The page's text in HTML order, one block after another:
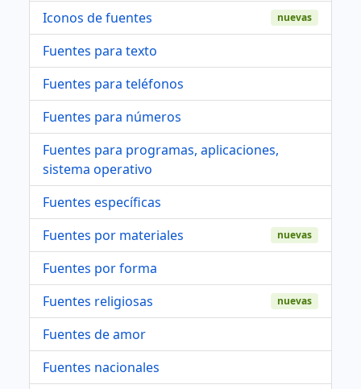
Iconos de fuentes nuevas
Fuentes para texto
Fuentes para teléfonos
Fuentes para números
Fuentes para programas, aplicaciones,
sistema operativo
Fuentes específicas
Fuentes por materiales
nuevas
Fuentes por forma
Fuentes religiosas
nuevas
Fuentes de amor
Fuentes nacionales